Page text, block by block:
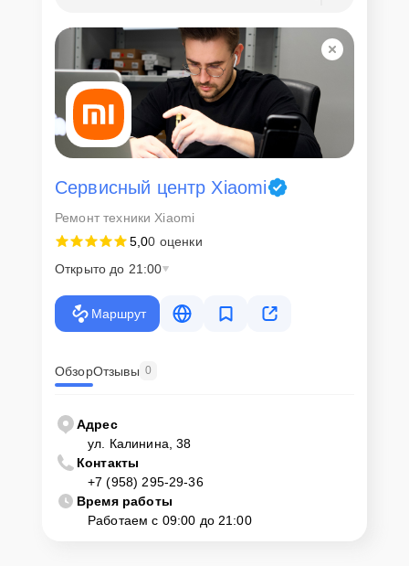
Сервисный центр Xiaomi
Ремонт техники Xiaomi
5,00 оценки
Открыто до 21:00
Маршрут
ОбзорОтзывы 0
Адрес
ул. Калинина, 38
Контакты
+7 (958) 295-29-36
Время работы
Работаем с 09:00 до 21:00